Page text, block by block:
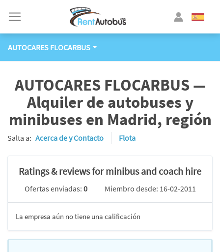
AUTOCARES FLOCARBUS
AUTOCARES FLOCARBUS —
Alquiler de autobuses y
minibuses en Madrid, región
Salta a: Acerca de y Contacto Flota
Ratings & reviews for minibus and coach hire
Ofertas enviadas: 0 Miembro desde: 16-02-2011
La empresa aún no tiene una calificación